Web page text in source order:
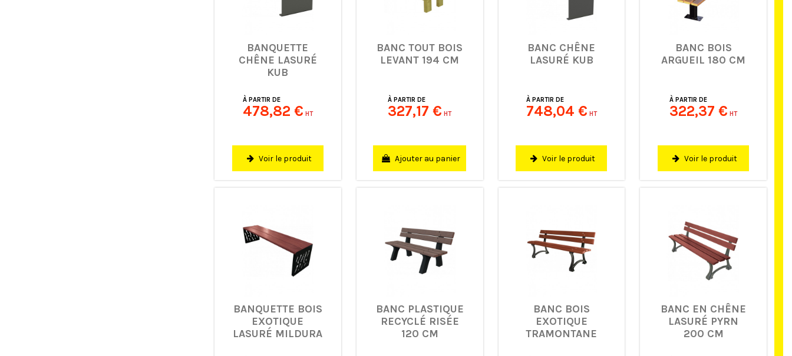
BANQUETTE
CHÊNE LASURÉ
KUB
À PARTIR DE
478,82 € HT
Voir le produit
BANC TOUT BOIS
LEVANT 194 CM
À PARTIR DE
327,17 € HT
Ajouter au panier
BANC CHÊNE
LASURÉ KUB
À PARTIR DE
748,04 € HT
Voir le produit
BANC BOIS
ARGUEIL 180 CM
À PARTIR DE
322,37 € HT
Voir le produit
BANQUETTE BOIS
EXOTIQUE
LASURÉ MILDURA
BANC PLASTIQUE
RECYCLÉ RISÉE
120 CM
BANC BOIS
EXOTIQUE
TRAMONTANE
BANC EN CHÊNE
LASURÉ PYRN
200 CM